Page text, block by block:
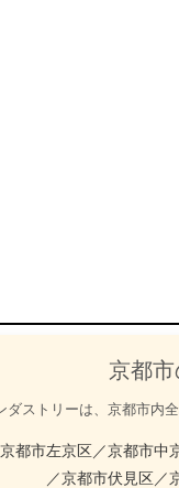
京都
ダストリーは、京都市内
都市左京区／京都市
／京都市伏見区／